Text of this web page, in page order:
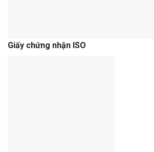
Giấy chứng nhận ISO